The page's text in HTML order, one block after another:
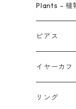
ピアス
ネックレス
イヤーカフ
イヤリング
Plants - 植
ピアス
ネックレス
リング
ピアス
スタッド・
フック・ぶ
イヤーカフ
原石イヤー
リング